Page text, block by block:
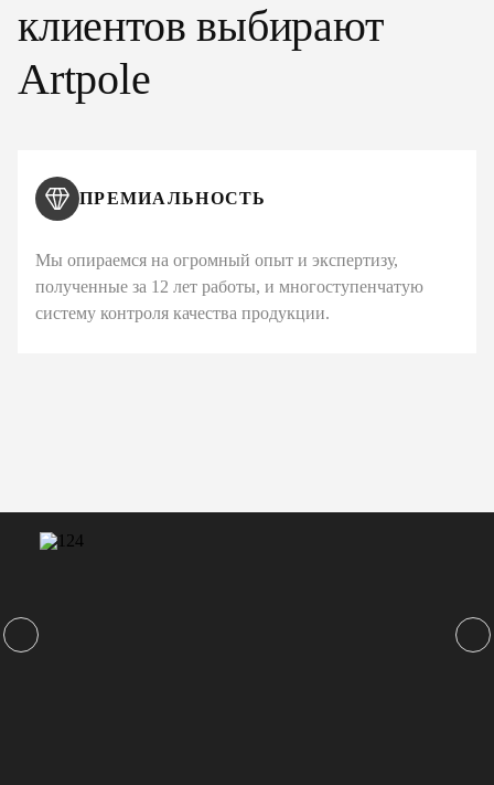
клиентов выбирают
Artpole
ПРЕМИАЛЬНОСТЬ
Мы опираемся на огромный опыт и экспертизу,
полученные за 12 лет работы, и многоступенчатую
систему контроля качества продукции.